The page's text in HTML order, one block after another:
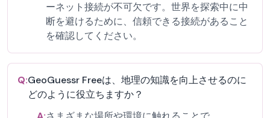
ーネット接続が不可欠です。世界を探索中に中
断を避けるために、信頼できる接続があること
を確認してください。
Q:GeoGuessr Freeは、地理の知識を向上させるのに
どのように役立ちますか？